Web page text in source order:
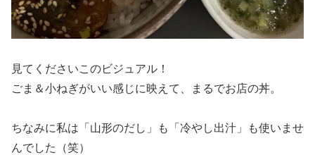
見てくださいこのビジュアル！
ごま＆小ねぎがいい感じに映えて、まるでお店の丼。
ちなみに私は「山形のだし」も「冷やし出汁」も使いませ
んでした（笑）